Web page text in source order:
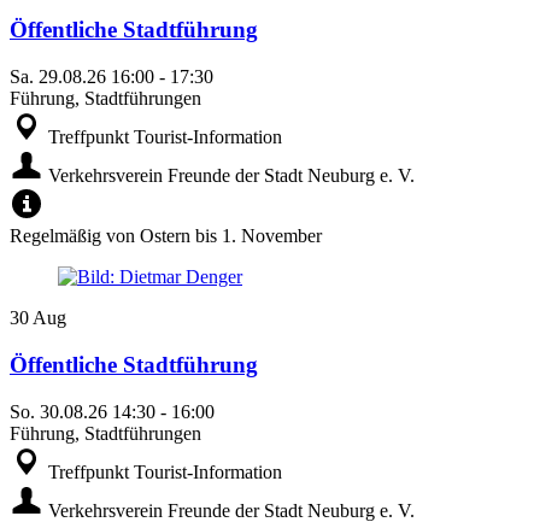
Öffentliche Stadtführung
Sa. 29.08.26 16:00 - 17:30
Führung, Stadtführungen
Treffpunkt Tourist-Information
Verkehrsverein Freunde der Stadt Neuburg e. V.
Regelmäßig von Ostern bis 1. November
30 Aug
Öffentliche Stadtführung
So. 30.08.26 14:30 - 16:00
Führung, Stadtführungen
Treffpunkt Tourist-Information
Verkehrsverein Freunde der Stadt Neuburg e. V.